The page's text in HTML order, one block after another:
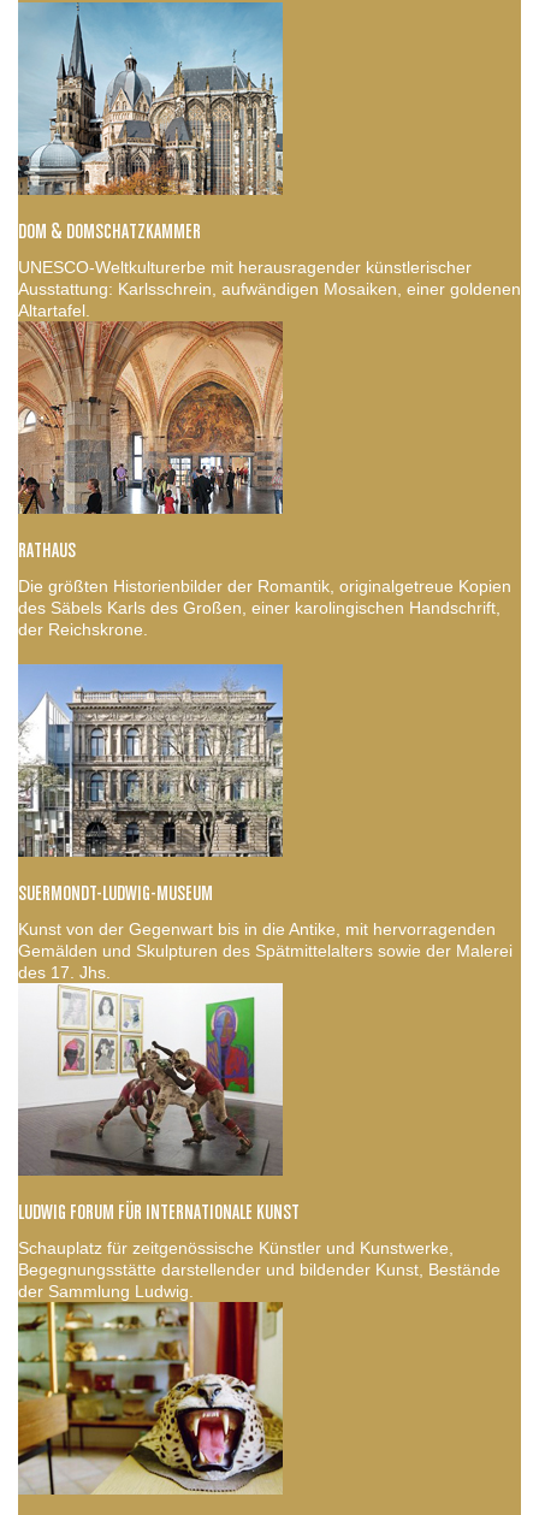
DOM & DOMSCHATZKAMMER
UNESCO-Weltkulturerbe mit herausragender künstlerischer
Ausstattung: Karlsschrein, aufwändigen Mosaiken, einer goldenen
Altartafel.
RATHAUS
Die größten Historienbilder der Romantik, originalgetreue Kopien
des Säbels Karls des Großen, einer karolingischen Handschrift,
der Reichskrone.
SUERMONDT-LUDWIG-MUSEUM
Kunst von der Gegenwart bis in die Antike, mit hervorragenden
Gemälden und Skulpturen des Spätmittelalters sowie der Malerei
des 17. Jhs.
LUDWIG FORUM FÜR INTERNATIONALE KUNST
Schauplatz für zeitgenössische Künstler und Kunstwerke,
Begegnungsstätte darstellender und bildender Kunst, Bestände
der Sammlung Ludwig.